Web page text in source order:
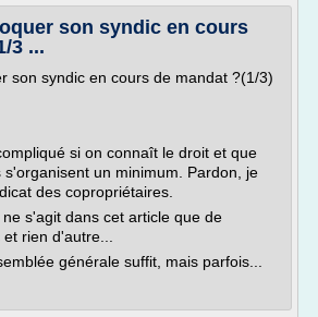
son syndic en cours
3 ...
son syndic en cours de mandat ?(1/3)
si on connaît le droit et que
s'organisent un minimum. Pardon, je
des copropriétaires.
s'agit dans cet article que de
rien d'autre...
générale suffit, mais parfois...